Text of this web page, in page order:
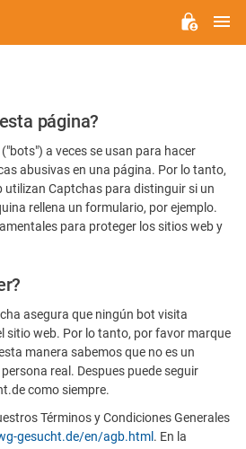
página?
a veces se usan para hacer
abusivas en una página. Por lo tanto,
utilizan Captchas para distinguir si un
rellena un formulario, por ejemplo.
para proteger los sitios web y
asegura que ningún bot visita
sitio web. Por lo tanto, por favor marque
manera sabemos que no es un
real. Despues puede seguir
como siempre.
Términos y Condiciones Generales
gesucht.de/en/agb.html . En la